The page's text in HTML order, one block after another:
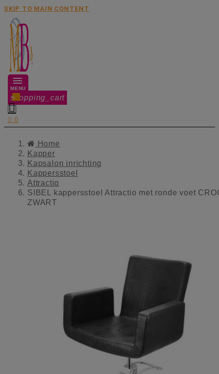
SKIP TO MAIN CONTENT
MENU
shopping_cart
0

 0
Home
Kapper
Kapsalon inrichting
Kappersstoel
Attractio
SIBEL kappersstoel Attractio met ronde voet
ZWART